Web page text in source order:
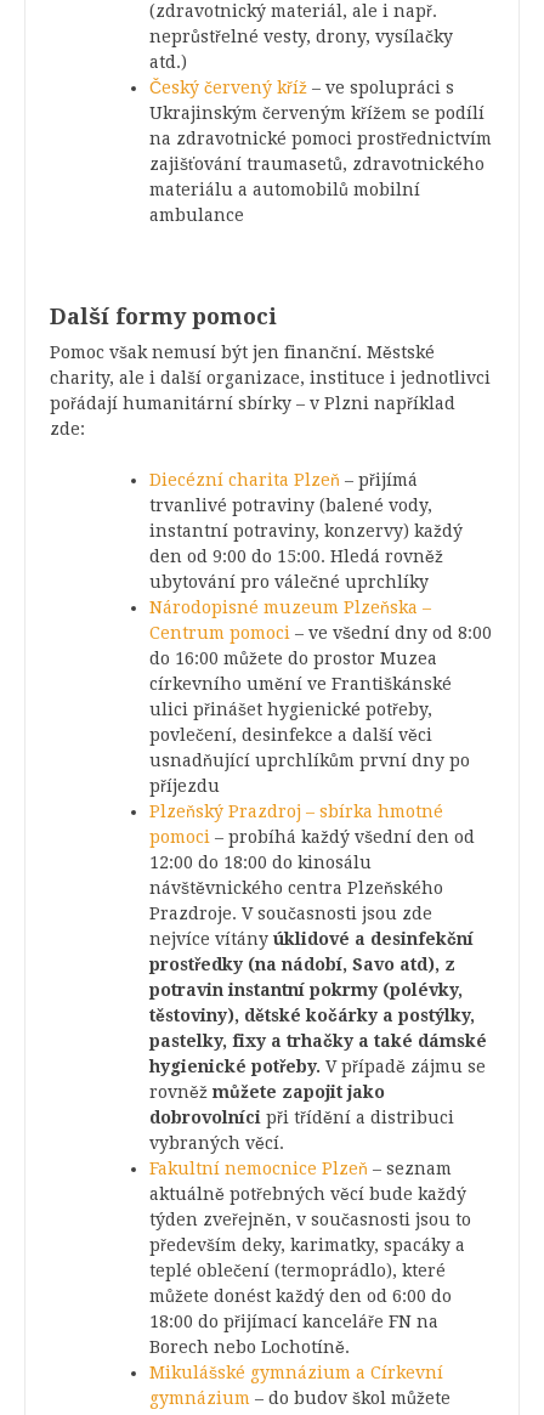
(zdravotnický materiál, ale i např.
neprůstřelné vesty, drony, vysílačky
atd.)
Český červený kříž – ve spolupráci s
Ukrajinským červeným křížem se podílí
na zdravotnické pomoci prostřednictvím
zajišťování traumasetů, zdravotnického
materiálu a automobilů mobilní
ambulance
Další formy pomoci
Pomoc však nemusí být jen finanční. Městské
charity, ale i další organizace, instituce i jednotlivci
pořádají humanitární sbírky – v Plzni například
zde:
Diecézní charita Plzeň – přijímá
trvanlivé potraviny (balené vody,
instantní potraviny, konzervy) každý
den od 9:00 do 15:00. Hledá rovněž
ubytování pro válečné uprchlíky
Národopisné muzeum Plzeňska –
Centrum pomoci – ve všední dny od 8:00
do 16:00 můžete do prostor Muzea
církevního umění ve Františkánské
ulici přinášet hygienické potřeby,
povlečení, desinfekce a další věci
usnadňující uprchlíkům první dny po
příjezdu
Plzeňský Prazdroj – sbírka hmotné
pomoci – probíhá každý všední den od
12:00 do 18:00 do kinosálu
návštěvnického centra Plzeňského
Prazdroje. V současnosti jsou zde
nejvíce vítány úklidové a desinfekční
prostředky (na nádobí, Savo atd), z
potravin instantní pokrmy (polévky,
těstoviny), dětské kočárky a postýlky,
pastelky, fixy a trhačky a také dámské
hygienické potřeby. V případě zájmu se
rovněž můžete zapojit jako
dobrovolníci při třídění a distribuci
vybraných věcí.
Fakultní nemocnice Plzeň – seznam
aktuálně potřebných věcí bude každý
týden zveřejněn, v současnosti jsou to
především deky, karimatky, spacáky a
teplé oblečení (termoprádlo), které
můžete donést každý den od 6:00 do
18:00 do přijímací kanceláře FN na
Borech nebo Lochotíně.
Mikulášské gymnázium a Církevní
gymnázium – do budov škol můžete